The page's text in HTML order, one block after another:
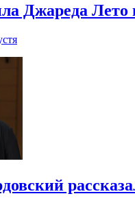
Джареда